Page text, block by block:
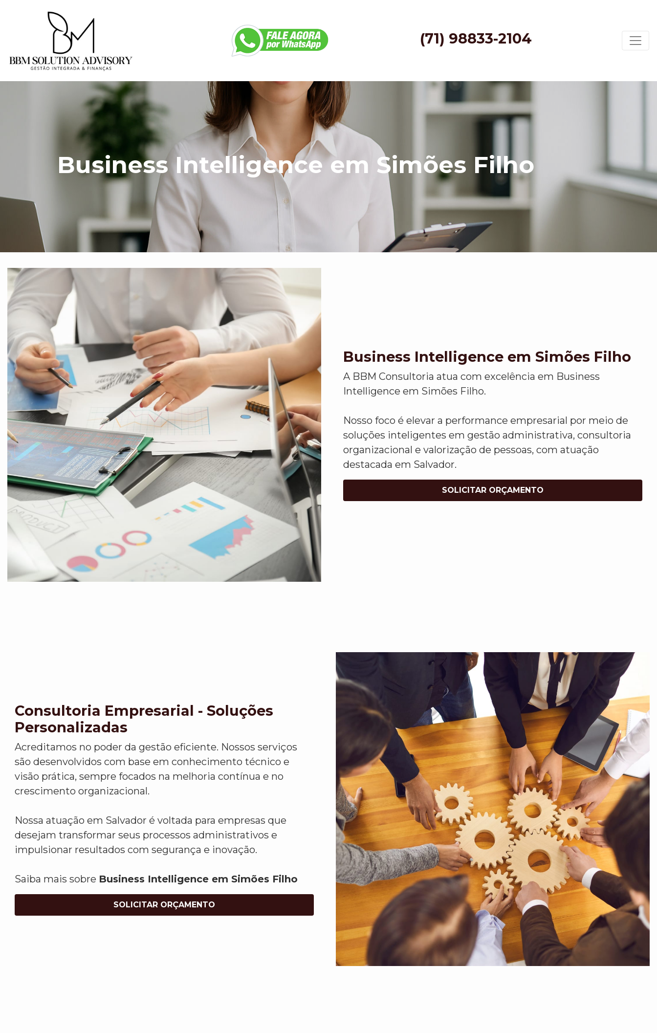
(71) 98833-2104
Business Intelligence em Simões Filho
Business Intelligence em Simões Filho
A BBM Consultoria atua com excelência em Business
Intelligence em Simões Filho.
Nosso foco é elevar a performance empresarial por meio de
soluções inteligentes em gestão administrativa, consultoria
organizacional e valorização de pessoas, com atuação
destacada em Salvador.
SOLICITAR ORÇAMENTO
Consultoria Empresarial - Soluções
Personalizadas
Acreditamos no poder da gestão eficiente. Nossos serviços
são desenvolvidos com base em conhecimento técnico e
visão prática, sempre focados na melhoria contínua e no
crescimento organizacional.
Nossa atuação em Salvador é voltada para empresas que
desejam transformar seus processos administrativos e
impulsionar resultados com segurança e inovação.
Saiba mais sobre Business Intelligence em Simões Filho
SOLICITAR ORÇAMENTO